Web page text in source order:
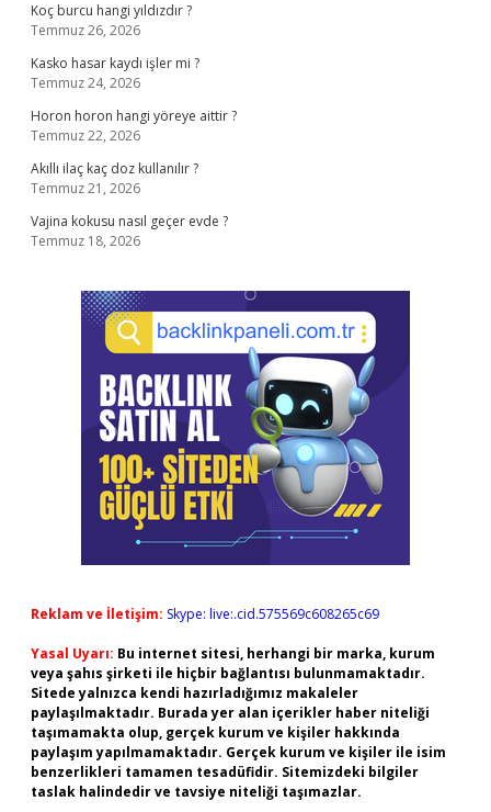
Koç burcu hangi yıldızdır ?
Temmuz 26, 2026
Kasko hasar kaydı işler mi ?
Temmuz 24, 2026
Horon horon hangi yöreye aittir ?
Temmuz 22, 2026
Akıllı ilaç kaç doz kullanılır ?
Temmuz 21, 2026
Vajina kokusu nasıl geçer evde ?
Temmuz 18, 2026
Reklam ve İletişim: Skype: live:.cid.575569c608265c69
Yasal Uyarı: Bu internet sitesi, herhangi bir marka, kurum
veya şahıs şirketi ile hiçbir bağlantısı bulunmamaktadır.
Sitede yalnızca kendi hazırladığımız makaleler
paylaşılmaktadır. Burada yer alan içerikler haber niteliği
taşımamakta olup, gerçek kurum ve kişiler hakkında
paylaşım yapılmamaktadır. Gerçek kurum ve kişiler ile isim
benzerlikleri tamamen tesadüfidir. Sitemizdeki bilgiler
taslak halindedir ve tavsiye niteliği taşımazlar.